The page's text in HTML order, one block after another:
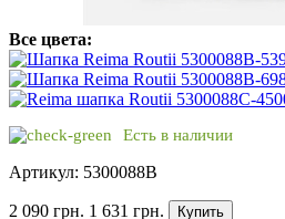
Все цвета:
Есть в наличии
Артикул: 5300088B
2 090 грн. 1 631 грн.
Купить